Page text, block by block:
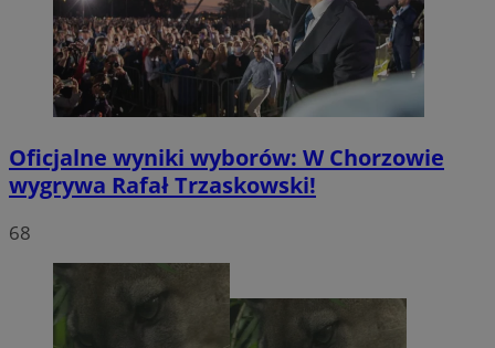
Oficjalne wyniki wyborów: W Chorzowie
wygrywa Rafał Trzaskowski!
68